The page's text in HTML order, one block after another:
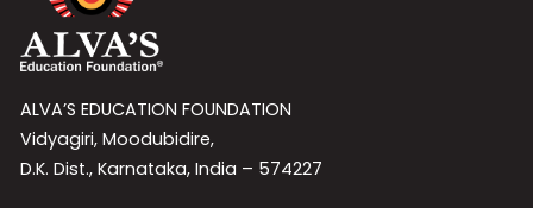
ALVA’S EDUCATION FOUNDATION
Vidyagiri, Moodubidire,
D.K. Dist., Karnataka, India – 574227